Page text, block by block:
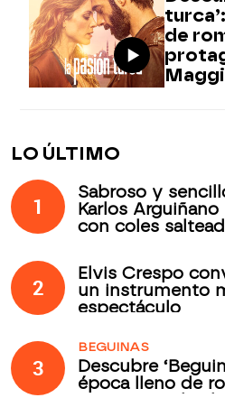
de
LO ÚLTIMO
1
Sabroso y
Karlos
con coles
2
Elvis Crespo
un instrumento
espectáculo
3
BEGUINAS
Descubre
época lleno de